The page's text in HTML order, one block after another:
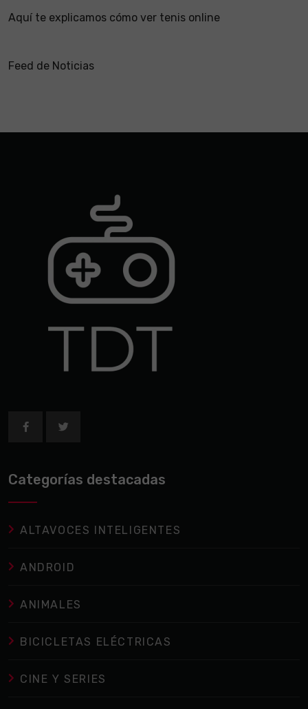
Aquí te explicamos cómo ver tenis online
Feed de Noticias
Categorías destacadas
ALTAVOCES INTELIGENTES
ANDROID
ANIMALES
BICICLETAS ELÉCTRICAS
CINE Y SERIES